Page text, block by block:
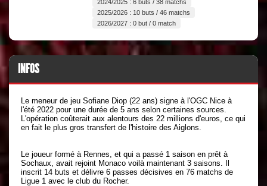
2024/2025 : 6 buts / 38 matchs
2025/2026 : 10 buts / 46 matchs
2026/2027 : 0 but / 0 match
INFOS
Le meneur de jeu Sofiane Diop (22 ans) signe à l'OGC Nice à
l'été 2022 pour une durée de 5 ans selon certaines sources.
L'opération coûterait aux alentours des 22 millions d'euros, ce qui
en fait le plus gros transfert de l'histoire des Aiglons.
Le joueur formé à Rennes, et qui a passé 1 saison en prêt à
Sochaux, avait rejoint Monaco voilà maintenant 3 saisons. Il
inscrit 14 buts et délivre 6 passes décisives en 76 matchs de
Ligue 1 avec le club du Rocher.